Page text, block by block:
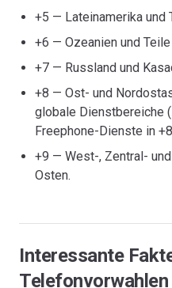
+5 — Lateinamerika und
+6 — Ozeanien und
+7 — Russland und
+8 — Ost- und
globale Dienstbereiche
Freephone-Dienste in
+9 — West-, Zentral-
Osten.
Interessante
Telefonvorwahlen